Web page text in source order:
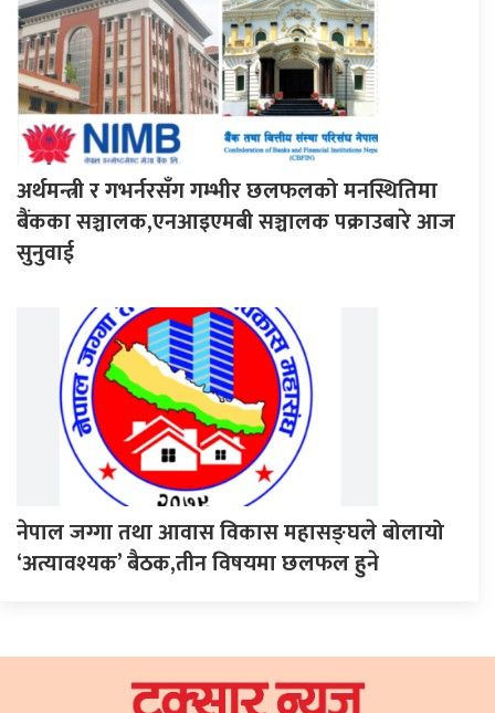
अर्थमन्त्री र गभर्नरसँग गम्भीर छलफलको मनस्थितिमा
बैंकका सञ्चालक,एनआइएमबी सञ्चालक पक्राउबारे आज
सुनुवाई
नेपाल जग्गा तथा आवास विकास महासङ्घले बोलायो
‘अत्यावश्यक’ बैठक,तीन विषयमा छलफल हुने